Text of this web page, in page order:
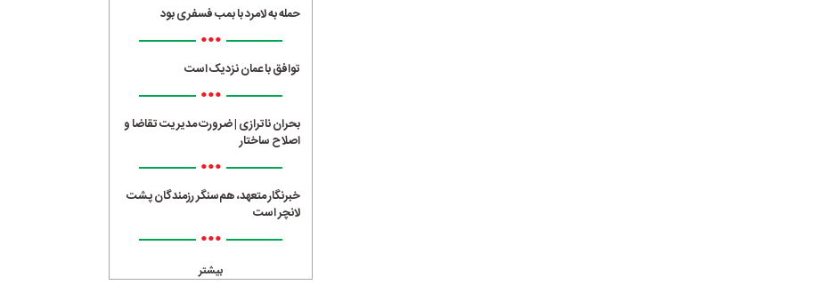
حمله به لامرد با بمب فسفری بود
•••
توافق با عمان نزدیک است
•••
بحران ناترازی | ضرورت مدیریت تقاضا و
اصلاح ساختار
•••
خبرنگار متعهد، هم‌سنگر رزمندگان پشت
لانچر است
•••
بیشتر